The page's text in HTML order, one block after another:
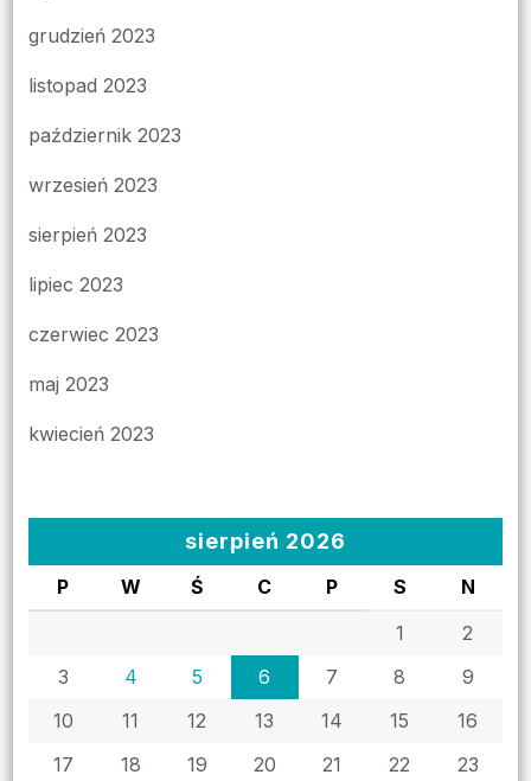
grudzień 2023
listopad 2023
październik 2023
wrzesień 2023
sierpień 2023
lipiec 2023
czerwiec 2023
maj 2023
kwiecień 2023
sierpień 2026
P W Ś C P S
N
1
2
3
4 5 6 7 8
9
10
11 12 13 14 15
16
17
18 19 20 21 22 23